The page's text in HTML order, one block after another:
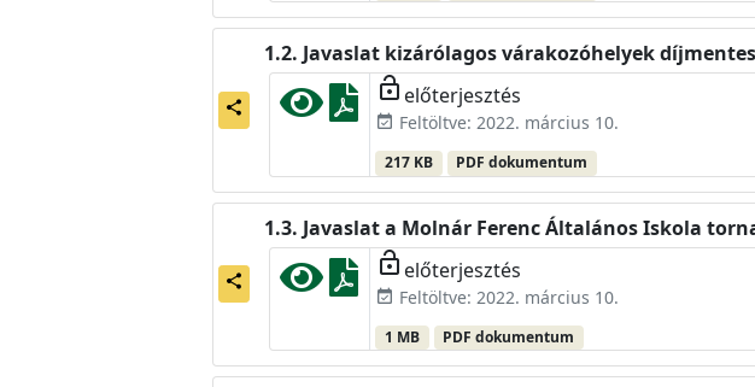
share
Javaslat kizárólagos várakozóhelyek
lock_open előterjesztés
event_available Feltöltve: 2022. március 10.
217 KB PDF dokumentum
share
Javaslat a Molnár Ferenc Általános Iskola
lock_open előterjesztés
event_available Feltöltve: 2022. március 10.
1 MB PDF dokumentum